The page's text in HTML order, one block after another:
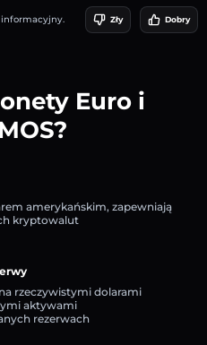
informacyjny. Zły Dobry
Euro i
amerykańskim, zapewniają
kryptowalut
rzeczywistymi dolarami
aktywami
rezerwach